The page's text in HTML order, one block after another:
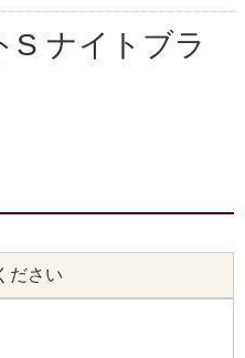
S ナイトブラ
ださい